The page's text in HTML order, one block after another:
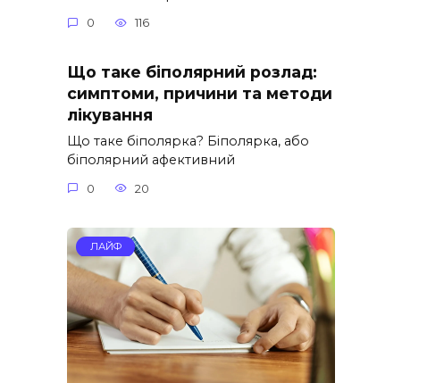
0 116
Що таке біполярний розлад:
симптоми, причини та методи
лікування
Що таке біполярка? Біполярка, або
біполярний афективний
0 20
ЛАЙФ